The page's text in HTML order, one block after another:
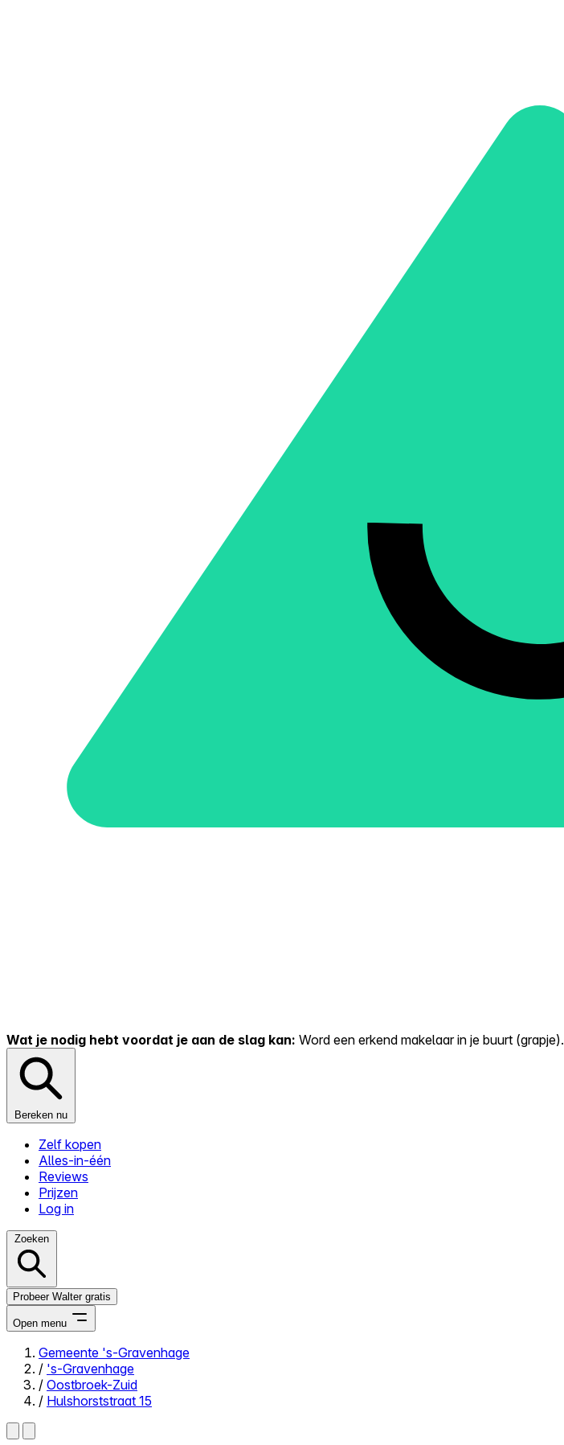
Wat je nodig hebt voordat je aan de slag kan: Word een erkend makelaar in je buurt (grapje).
Bereken nu
Zelf kopen
Alles-in-één
Reviews
Prijzen
Log in
Zoeken
Probeer Walter gratis
Open menu
Close menu
Gemeente 's-Gravenhage
/ 's-Gravenhage
/ Oostbroek-Zuid
/ Hulshorststraat 15